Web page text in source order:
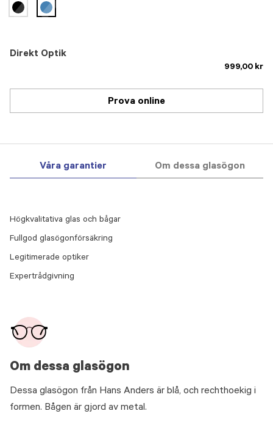
Direkt Optik
999,00 kr
selected
Prova online
Våra garantier Om dessa glasögon
Om dessa glasögon
Dessa glasögon från Hans Anders är blå, och rechthoekig i
formen. Bågen är gjord av metal.
Högkvalitativa glas och bågar
Fullgod glasögonförsäkring
Legitimerade optiker
Expertrådgivning